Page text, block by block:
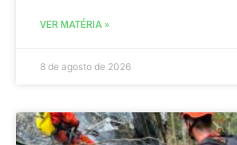
VER MATÉRIA »
8 de agosto de 2026